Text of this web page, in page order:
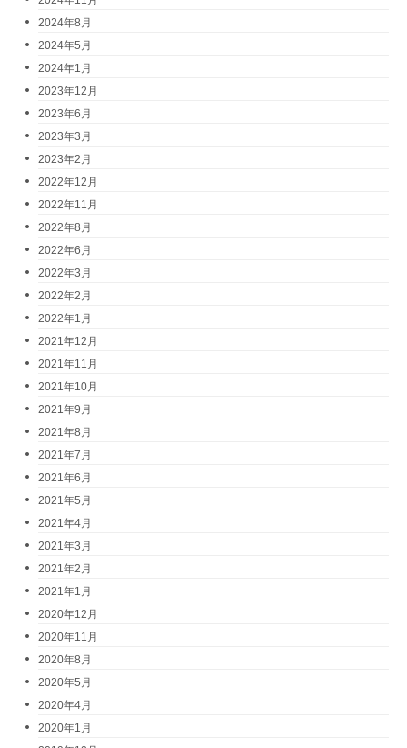
2024年8月
2024年5月
2024年1月
2023年12月
2023年6月
2023年3月
2023年2月
2022年12月
2022年11月
2022年8月
2022年6月
2022年3月
2022年2月
2022年1月
2021年12月
2021年11月
2021年10月
2021年9月
2021年8月
2021年7月
2021年6月
2021年5月
2021年4月
2021年3月
2021年2月
2021年1月
2020年12月
2020年11月
2020年8月
2020年5月
2020年4月
2020年1月